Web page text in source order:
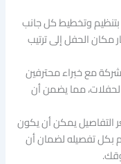
وتخطيط كل جانب
مكان الحفل إلى ترتيب
مع خبراء محترفين
مما يضمن أن
التفاصيل يمكن أن يكون
بكل تفصيله لضمان أن